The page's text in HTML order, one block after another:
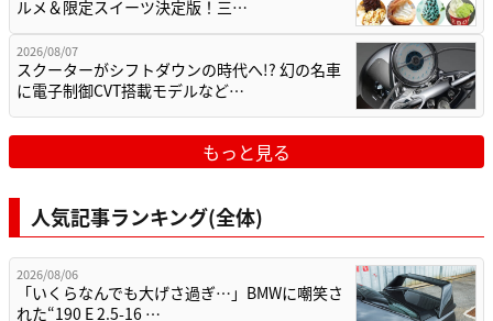
ルメ＆限定スイーツ決定版！三…
2026/08/07
スクーターがシフトダウンの時代へ!? 幻の名車
に電子制御CVT搭載モデルなど…
もっと見る
人気記事ランキング(全体)
2026/08/06
「いくらなんでも大げさ過ぎ…」BMWに嘲笑さ
れた“190 E 2.5-16 …